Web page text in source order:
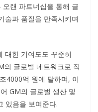
랜 파트너십을 통해 글
술과 품질을 만족시키며
대한 기여도도 꾸준히
의 글로벌 네트워크로 직
4000억 원에 달하며, 이
GM의 글로벌 생산 및
있음을 보여준다.